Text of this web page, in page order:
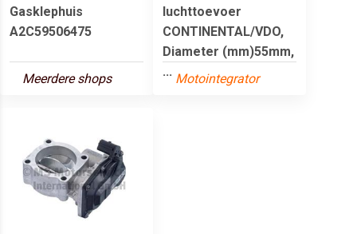
Gasklephuis
A2C59506475
Meerdere shops
luchttoevoer
CONTINENTAL/VDO,
Diameter (mm)55mm,
... Motointegrator